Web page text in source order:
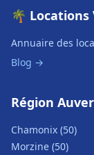
🌴 Locations
Annuaire des
Blog →
Région
Chamonix (50)
Morzine (50)